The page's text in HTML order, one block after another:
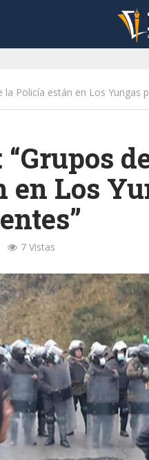
Policía están en Los Yungas
en Los
7 Vistas